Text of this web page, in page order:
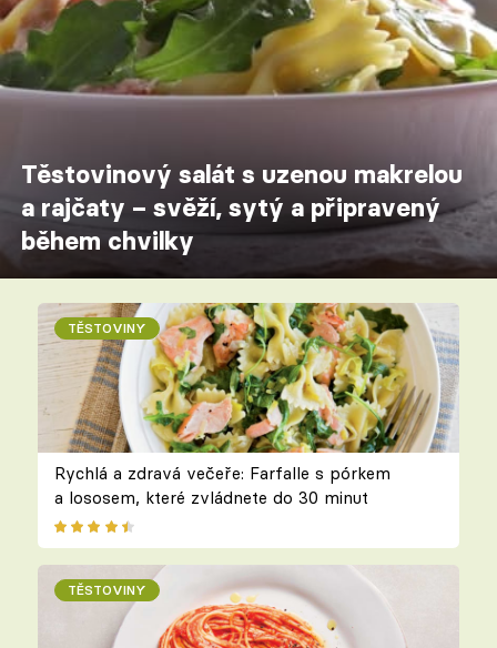
Těstovinový salát s uzenou makrelou
a rajčaty – svěží, sytý a připravený
během chvilky
TĚSTOVINY
Rychlá a zdravá večeře: Farfalle s pórkem
a lososem, které zvládnete do 30 minut
TĚSTOVINY